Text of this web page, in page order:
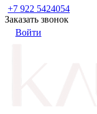
+7 922 5424054
Заказать звонок
Войти